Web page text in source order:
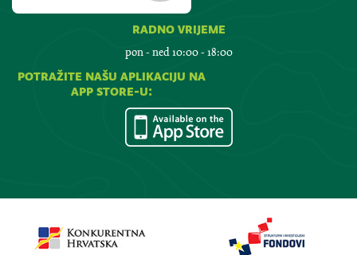
radno vrijeme
pon - ned 10:00 - 18:00
potražite našu aplikaciju na
app store-u: